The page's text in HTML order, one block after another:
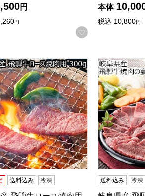
に登録する
円
円
お気に入りに登
本体
税込 10,800円
2枚 360g【おいしいお取り寄せ】
飛騨牛ロース焼肉用 300g【サマー
送料込み 冷凍
岐阜県産 飛
送料込み 冷凍
てください。